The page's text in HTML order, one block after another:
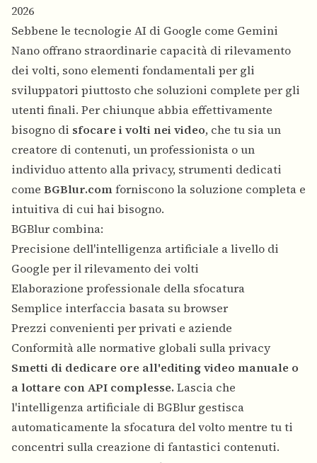
2026
Sebbene le tecnologie AI di Google come Gemini
Nano offrano straordinarie capacità di rilevamento
dei volti, sono elementi fondamentali per gli
sviluppatori piuttosto che soluzioni complete per gli
utenti finali. Per chiunque abbia effettivamente
bisogno di sfocare i volti nei video, che tu sia un
creatore di contenuti, un professionista o un
individuo attento alla privacy, strumenti dedicati
come BGBlur.comforniscono la soluzione completa e
intuitiva di cui hai bisogno.
BGBlur combina:
Precisione dell'intelligenza artificiale a livello di
Google per il rilevamento dei volti
Elaborazione professionale della sfocatura
Semplice interfaccia basata su browser
Prezzi convenienti per privati e aziende
Conformità alle normative globali sulla privacy
Smetti di dedicare ore all'editing video manuale o
a lottare con API complesse. Lascia che
l'intelligenza artificiale di BGBlur gestisca
automaticamente la sfocatura del volto mentre tu ti
concentri sulla creazione di fantastici contenuti.